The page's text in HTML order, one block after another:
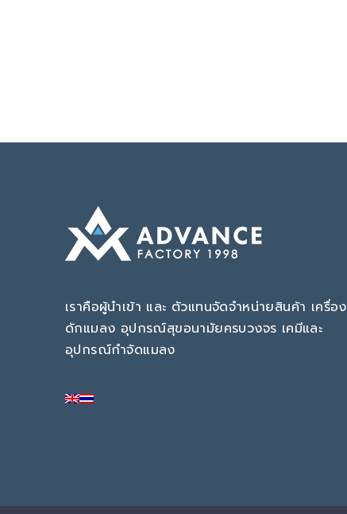
เราคือผู้นำเข้า และ ตัวแทนจัดจำหน่ายสินค้า เครื่อง
ดักแมลง อุปกรณ์สุขอนามัยครบวงจร เคมีและ
อุปกรณ์กำจัดแมลง